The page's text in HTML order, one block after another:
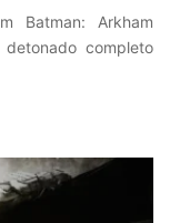
Batman: Arkham
completo